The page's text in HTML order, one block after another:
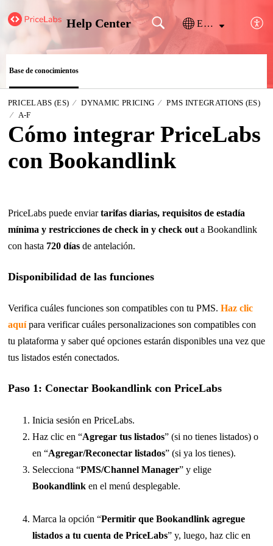
Help Center Español (España)
Base de conocimientos
PRICELABS (ES) DYNAMIC PRICING
PMS INTEGRATIONS (ES)
A-F
Cómo integrar PriceLabs
con Bookandlink
PriceLabs puede enviartarifas diarias, requisitos de estadía
mínima y restricciones de check in y check outa Bookandlink
con hasta 720 díasde antelación.
Disponibilidad de las funciones
Verifica cuáles funciones son compatibles con tu PMS. Haz clic
aquípara verificar cuáles personalizaciones son compatibles con
tu plataforma y saber qué opciones estarán disponibles una vez que
tus listados estén conectados.
Paso 1: Conectar Bookandlink con PriceLabs
Inicia sesión en PriceLabs.
Haz clic en “Agregar tus listados” (si no tienes listados) o
en “Agregar/Reconectar listados” (si ya los tienes).
Selecciona “PMS/Channel Manager” y elige
Bookandlinken el menú desplegable.
Marca la opción “Permitir que Bookandlink agregue
listados a tu cuenta de PriceLabs” y, luego, haz clic en